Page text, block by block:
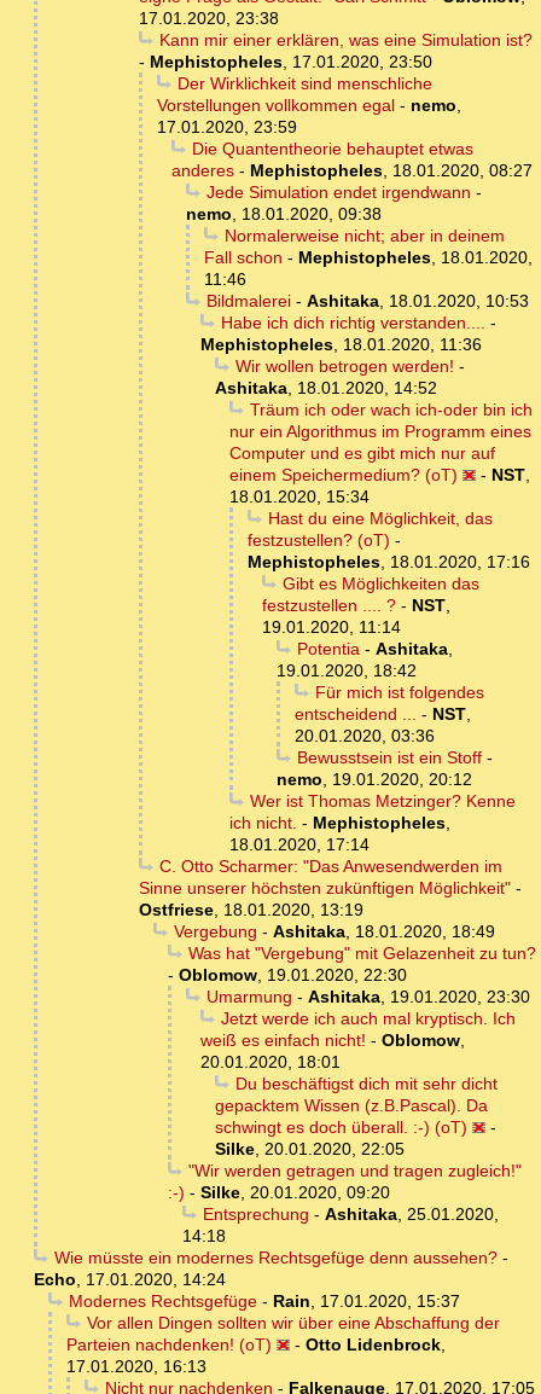
17.01.2020, 23:38
Kann mir einer erklären, was eine Simulation ist?
- Mephistopheles, 17.01.2020, 23:50
Der Wirklichkeit sind menschliche
Vorstellungen vollkommen egal - nemo,
17.01.2020, 23:59
Die Quantentheorie behauptet etwas
anderes - Mephistopheles, 18.01.2020, 08:27
Jede Simulation endet irgendwann -
nemo, 18.01.2020, 09:38
Normalerweise nicht; aber in deinem
Fall schon - Mephistopheles, 18.01.2020,
11:46
Bildmalerei- Ashitaka, 18.01.2020, 10:53
Habe ich dich richtig verstanden.... -
Mephistopheles, 18.01.2020, 11:36
Wir wollen betrogen werden! -
Ashitaka, 18.01.2020, 14:52
Träum ich oder wach ich-oder bin ich
nur ein Algorithmus im Programm eines
Computer und es gibt mich nur auf
einem Speichermedium? (oT)
- NST,
18.01.2020, 15:34
Hast du eine Möglichkeit, das
festzustellen? (oT) -
Mephistopheles, 18.01.2020, 17:16
Gibt es Möglichkeiten das
festzustellen .... ? - NST,
19.01.2020, 11:14
Potentia- Ashitaka,
19.01.2020, 18:42
Für mich ist folgendes
entscheidend ... - NST,
20.01.2020, 03:36
Bewusstsein ist ein Stoff-
nemo, 19.01.2020, 20:12
Wer ist Thomas Metzinger? Kenne
ich nicht. - Mephistopheles,
18.01.2020, 17:14
C. Otto Scharmer: "Das Anwesendwerden im
Sinne unserer höchsten zukünftigen Möglichkeit" -
Ostfriese, 18.01.2020, 13:19
Vergebung - Ashitaka, 18.01.2020, 18:49
Was hat "Vergebung" mit Gelazenheit zu tun?
- Oblomow, 19.01.2020, 22:30
Umarmung - Ashitaka, 19.01.2020, 23:30
Jetzt werde ich auch mal kryptisch. Ich
weiß es einfach nicht! - Oblomow,
20.01.2020, 18:01
Du beschäftigst dich mit sehr dicht
gepacktem Wissen (z.B.Pascal). Da
schwingt es doch überall. :-) (oT)
-
Silke, 20.01.2020, 22:05
"Wir werden getragen und tragen zugleich!"
:-) - Silke, 20.01.2020, 09:20
Entsprechung - Ashitaka, 25.01.2020,
14:18
Wie müsste ein modernes Rechtsgefüge denn aussehen?-
Echo, 17.01.2020, 14:24
Modernes Rechtsgefüge- Rain, 17.01.2020, 15:37
Vor allen Dingen sollten wir über eine Abschaffung der
Parteien nachdenken! (oT)
- Otto Lidenbrock,
17.01.2020, 16:13
Nicht nur nachdenken - Falkenauge, 17.01.2020, 17:05